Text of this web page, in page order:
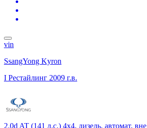
vin
SsangYong Kyron
I Рестайлинг 2009 г.в.
2.0d AT (141 л.с.) 4x4, дизель, автомат,